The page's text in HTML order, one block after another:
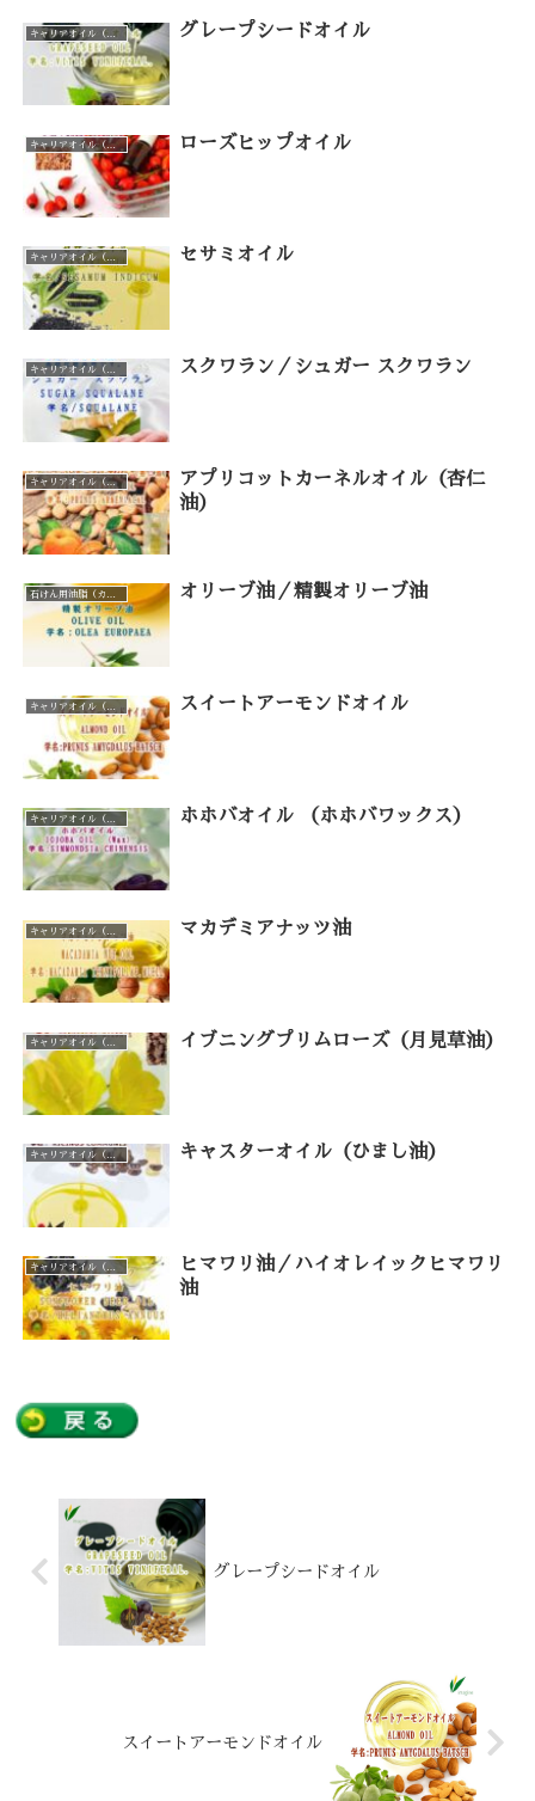
キャリアオイル（カテゴリー一覧） グレープシードオイル
キャリアオイル（カテゴリー一覧） ローズヒップオイル
キャリアオイル（カテゴリー一覧） セサミオイル
スクワラン／シュガー スクワラン
キャリアオイル（カテゴリー一覧）
アプリコットカーネルオイル（杏仁
油）
オリーブ油／精製オリーブ油
キャリアオイル（カテゴリー一覧） スイートアーモンドオイル
キャリアオイル（カテゴリー一覧） ホホバオイル （ホホバワックス）
キャリアオイル（カテゴリー一覧） マカデミアナッツ油
イブニングプリムローズ（月見草油）
キャリアオイル（カテゴリー一覧） キャスターオイル（ひまし油）
ヒマワリ油／ハイオレイックヒマワリ
油
グレープシードオイル
スイートアーモンドオイル